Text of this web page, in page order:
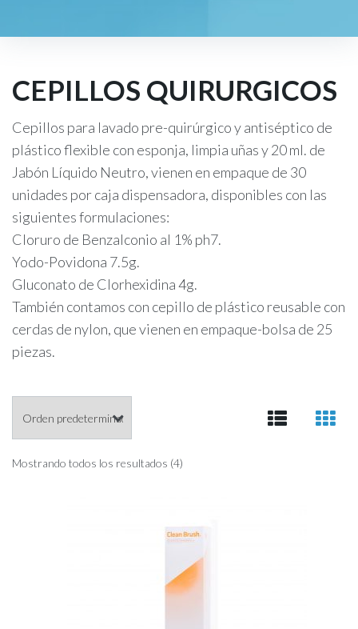
CEPILLOS QUIRURGICOS
Cepillos para lavado pre-quirúrgico y antiséptico de
plástico flexible con esponja, limpia uñas y 20 ml. de
Jabón Líquido Neutro, vienen en empaque de 30
unidades por caja dispensadora, disponibles con las
siguientes formulaciones:
Cloruro de Benzalconio al 1% ph7.
Yodo-Povidona 7.5g.
Gluconato de Clorhexidina 4g.
También contamos con cepillo de plástico reusable con
cerdas de nylon, que vienen en empaque-bolsa de 25
piezas.
Mostrando todos los resultados (4)